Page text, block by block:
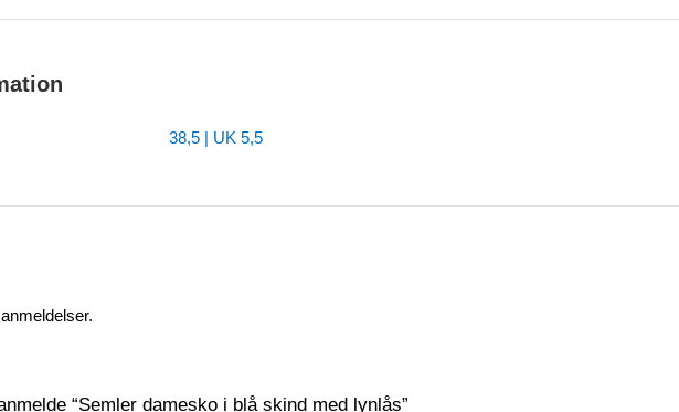
38,5 | UK 5,5
“Semler damesko i blå skind med lynlås”